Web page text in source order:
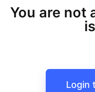
You are not
Login